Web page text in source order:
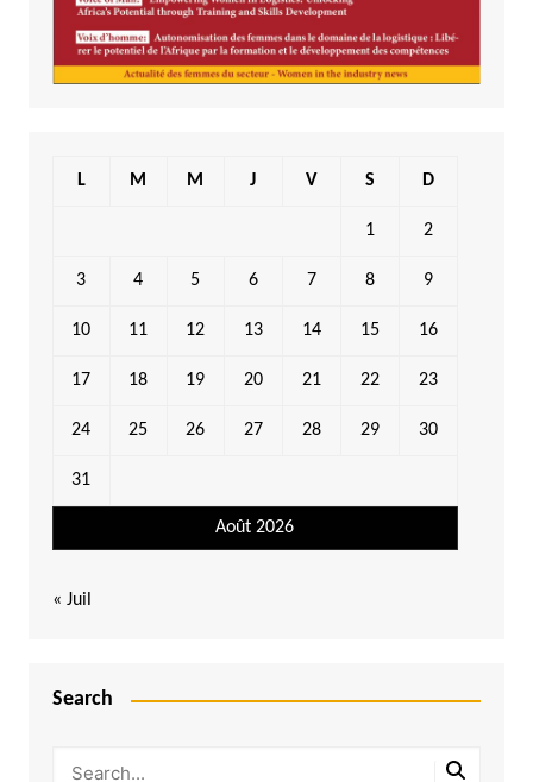
Août 2026
L M M J V S D
1 2
3 4 5 6 7 8 9
10 11 12 13 14 15 16
17 18 19 20 21 22 23
24 25 26 27 28 29 30
31
« Juil
Search